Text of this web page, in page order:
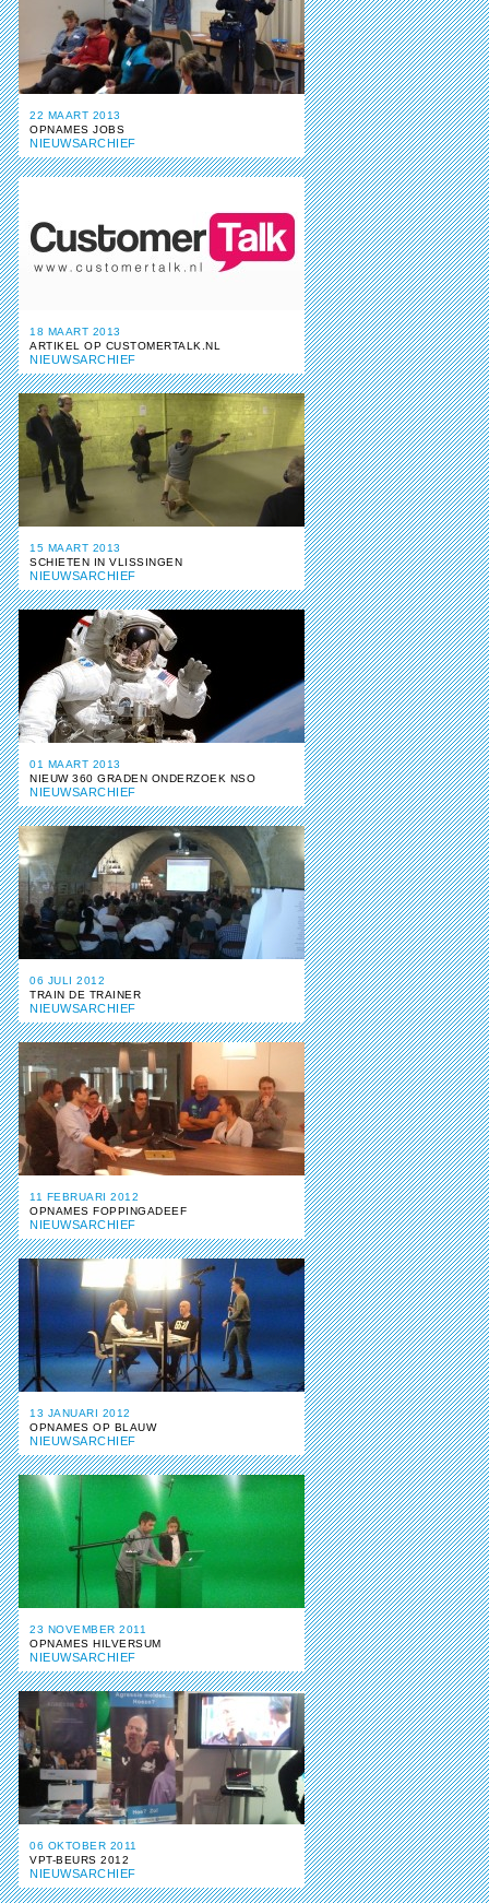
22 MAART 2013
OPNAMES JOBS
NIEUWSARCHIEF
18 MAART 2013
ARTIKEL OP CUSTOMERTALK.NL
NIEUWSARCHIEF
15 MAART 2013
SCHIETEN IN VLISSINGEN
NIEUWSARCHIEF
01 MAART 2013
NIEUW 360 GRADEN ONDERZOEK NSO
NIEUWSARCHIEF
06 JULI 2012
TRAIN DE TRAINER
NIEUWSARCHIEF
11 FEBRUARI 2012
OPNAMES FOPPINGADEEF
NIEUWSARCHIEF
13 JANUARI 2012
OPNAMES OP BLAUW
NIEUWSARCHIEF
23 NOVEMBER 2011
OPNAMES HILVERSUM
NIEUWSARCHIEF
06 OKTOBER 2011
VPT-BEURS 2012
NIEUWSARCHIEF